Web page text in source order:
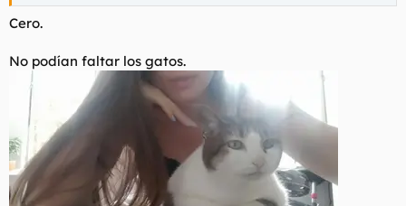
Cero.
No podían faltar los gatos.